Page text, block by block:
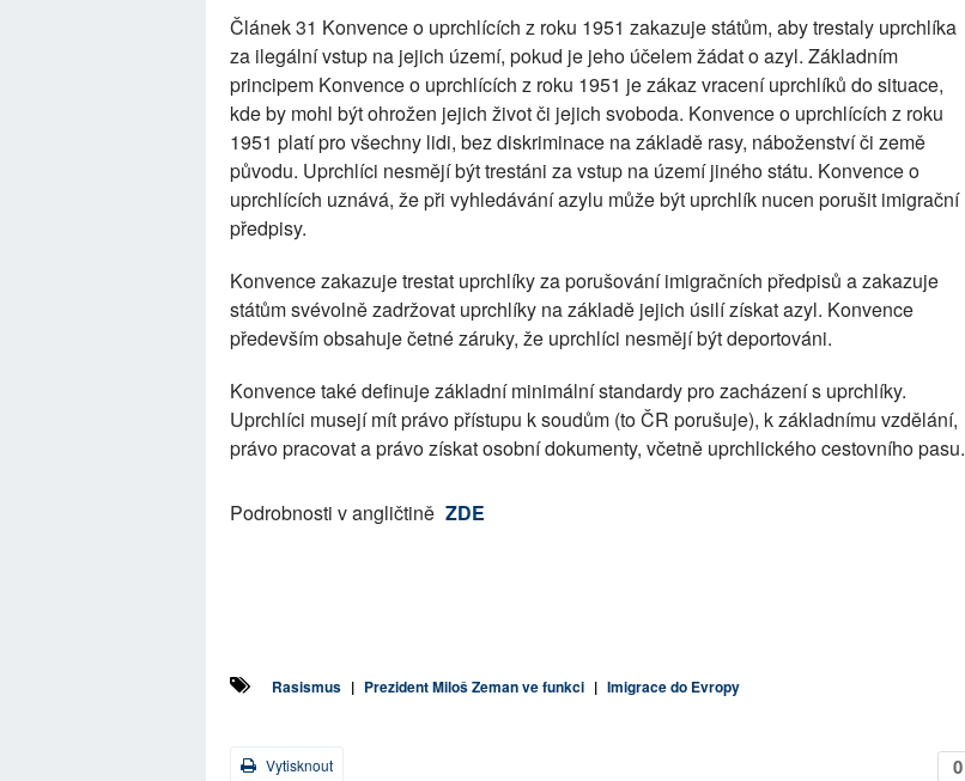
Článek 31 Konvence o uprchlících z roku 1951 zakazuje státům, aby trestaly uprchlíka
za ilegální vstup na jejich území, pokud je jeho účelem žádat o azyl. Základním
principem Konvence o uprchlících z roku 1951 je zákaz vracení uprchlíků do situace,
kde by mohl být ohrožen jejich život či jejich svoboda. Konvence o uprchlících z roku
1951 platí pro všechny lidi, bez diskriminace na základě rasy, náboženství či země
původu. Uprchlíci nesmějí být trestáni za vstup na území jiného státu. Konvence o
uprchlících uznává, že při vyhledávání azylu může být uprchlík nucen porušit imigrační
předpisy.
Konvence zakazuje trestat uprchlíky za porušování imigračních předpisů a zakazuje
státům svévolně zadržovat uprchlíky na základě jejich úsilí získat azyl. Konvence
především obsahuje četné záruky, že uprchlíci nesmějí být deportováni.
Konvence také definuje základní minimální standardy pro zacházení s uprchlíky.
Uprchlíci musejí mít právo přístupu k soudům (to ČR porušuje), k základnímu vzdělání,
právo pracovat a právo získat osobní dokumenty, včetně uprchlického cestovního pasu.
Podrobnosti v angličtině ZDE
Rasismus | Prezident Miloš Zeman ve funkci | Imigrace do Evropy
0
Vytisknout